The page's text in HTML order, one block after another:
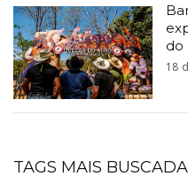
do
18
TAGS MAIS